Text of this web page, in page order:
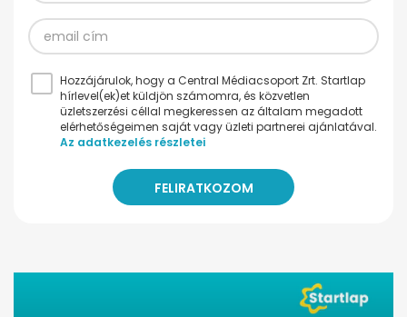
Hozzájárulok, hogy a Central Médiacsoport Zrt. Startlap
hírlevel(ek)et küldjön számomra, és közvetlen
üzletszerzési céllal megkeressen az általam megadott
elérhetőségeimen saját vagy üzleti partnerei ajánlatával.
Az adatkezelés részletei